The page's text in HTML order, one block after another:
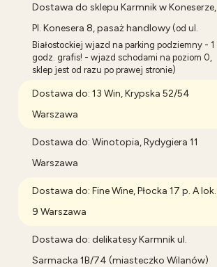
Dostawa do sklepu Karmnik w Koneserze,
Pl. Konesera 8, pasaż handlowy (od ul.
Białostockiej wjazd na parking podziemny - 1
godz. grafis! - wjazd schodami na poziom 0,
sklep jest od razu po prawej stronie)
Dostawa do: 13 Win, Krypska 52/54
Warszawa
Dostawa do: Winotopia, Rydygiera 11
Warszawa
Dostawa do: Fine Wine, Płocka 17 p. A lok.
9 Warszawa
Dostawa do: delikatesy Karmnik ul.
Sarmacka 1B/74 (miasteczko Wilanów)